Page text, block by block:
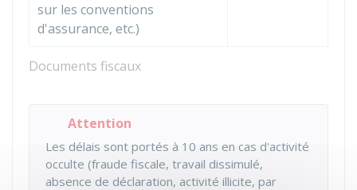
Documents fiscaux
sur les conventions
d'assurance, etc.)
Attention
Les délais sont portés à 10 ans en cas d'activité
occulte (fraude fiscale, travail dissimulé,
absence de déclaration, activité illicite, par